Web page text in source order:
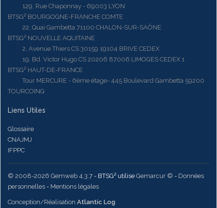
129, Rue Chaponnay - 69003 LYON
BTSG² BOURGOGNE-FRANCHE COMTE
22, Quai Gambetta 71100 CHALON-SUR-SAÔNE
BTSG² NOUVELLE AQUITAINE
2, Avenue Thiers CS 30159 19104 BRIVE CEDEX
19, Bd. Victor Hugo CS 20206 87006 LIMOGES CEDEX 1
BTSG² HAUT-DE-FRANCE
Tour MERCURE - 6ème étage- 445 Boulevard Gambetta 59200
TOURCOING
Liens Utiles
Glossaire
CNAJMJ
IFPPC
© 2008-2026 Gemweb 4.3.7 - BTSG² utilise Gemarcur © - Données
personnelles - Mentions légales
Conception/Réalisation Atlantic Log